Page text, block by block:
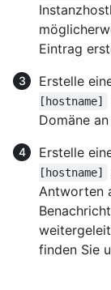
Eintrag
Erstelle
[hostname]
Domäne
Erstelle
[hostname]
Antworten
finden Sie